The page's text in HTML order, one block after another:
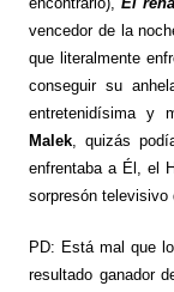
vencedor de la
que literalmente
conseguir su
entretenidísima y
Malek, quizás
enfrentaba a Él, el
sorpresón televisivo
PD: Está mal que
resultado ganador